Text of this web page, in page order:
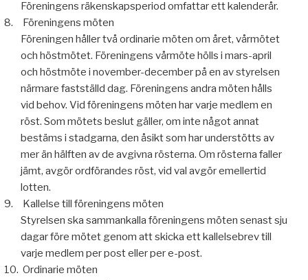
Föreningens räkenskapsperiod omfattar ett kalenderår.
8.
Föreningens möten
Föreningen håller två ordinarie möten om året, vårmötet
och höstmötet. Föreningens vårmöte hölls i mars-april
och höstmöte i november-december på en av styrelsen
närmare fastställd dag. Föreningens andra möten hålls
vid behov. Vid föreningens möten har varje medlem en
röst. Som mötets beslut gäller, om inte något annat
bestäms i stadgarna, den åsikt som har understötts av
mer än hälften av de avgivna rösterna. Om rösterna faller
jämt, avgör ordförandes röst, vid val avgör emellertid
lotten.
9.
Kallelse till föreningens möten
Styrelsen ska sammankalla föreningens möten senast sju
dagar före mötet genom att skicka ett kallelsebrev till
varje medlem per post eller per e-post.
10. Ordinarie möten